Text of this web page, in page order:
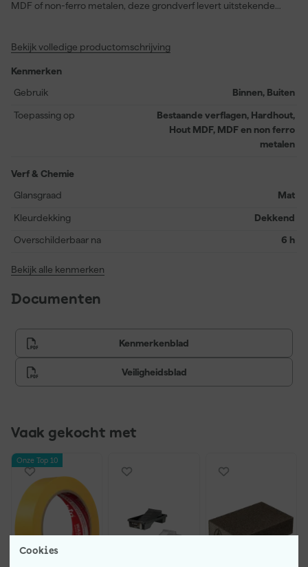
Cookies
MDF of non-ferro metalen, deze grondverf levert uitstekende
voorbereid. De verf vloeit bijzonder goed, vult mooi op en heeft
is het zeer fijn schuurbaar en economisch in gebruik met een
rendement van 13 vierkante meter per liter. Deze watergedragen
overschilderbaar na zes uur, wat jouw projecten mooi op schema
houdt. Geschikt voor zowel binnen- als buitentoepassingen, is
SPS Grondverf jouw betrouwbare partner voor elke schildersklus.
Bekijk volledige productomschrijving
Kenmerken
Gebruik
Binnen, Buiten
Toepassing op
Bestaande verflagen, Hardhout,
Hout MDF, MDF en non ferro
metalen
Verf & Chemie
Glansgraad
Mat
Kleurdekking Dekkend
Overschilderbaar na 6 h
Bekijk alle kenmerken
Documenten
Kenmerkenblad
Veiligheidsblad
Vaak gekocht met
Onze Top 10